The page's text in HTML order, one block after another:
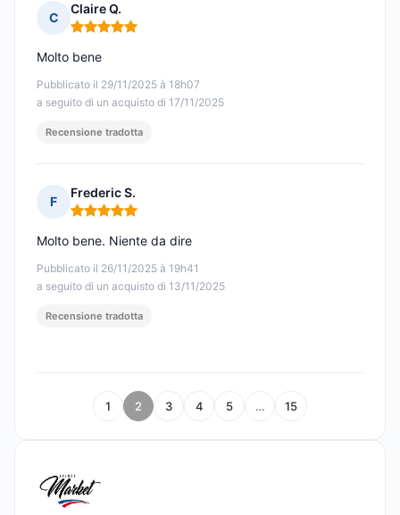
C
Claire Q.
Nota: 5 su 5
Pubblicato il 29/11/2025 à 18h07
a seguito di un acquisto di 17/11/2025
Molto bene
Recensione tradotta
F
Frederic S.
Nota: 5 su 5
Pubblicato il 26/11/2025 à 19h41
a seguito di un acquisto di 13/11/2025
Molto bene. Niente da dire
Recensione tradotta
1 2 3 4 5 … 15